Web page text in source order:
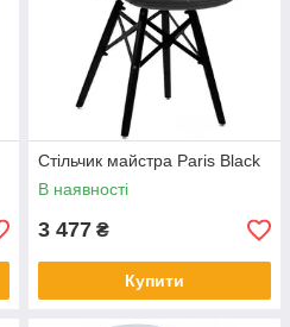
Стільчик майстра Paris Black
В наявності
3 477 ₴
Купити